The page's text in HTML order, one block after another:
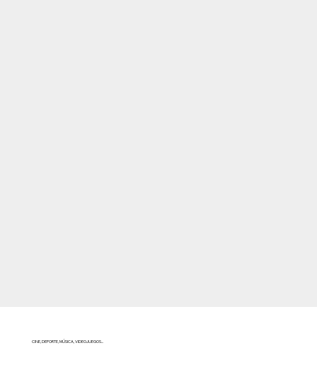
CINE, DEPORTE, MÚSICA, VIDEOJUEGOS...